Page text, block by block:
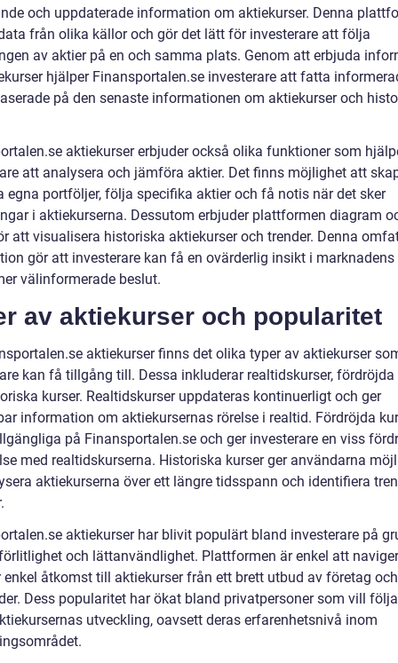
och uppdaterade information om aktiekurser. Denna
från olika källor och gör det lätt för investerare att följa
av aktier på en och samma plats. Genom att erbjuda
hjälper Finansportalen.se investerare att fatta
på den senaste informationen om aktiekurser och
aktiekurser erbjuder också olika funktioner som
att analysera och jämföra aktier. Det finns möjlighet att
egna portföljer, följa specifika aktier och få notis när det sker
i aktiekurserna. Dessutom erbjuder plattformen diagram
att visualisera historiska aktiekurser och trender. Denna
gör att investerare kan få en ovärderlig insikt i marknadens
välinformerade beslut.
av aktiekurser och popularitet
aktiekurser finns det olika typer av aktiekurser
kan få tillgång till. Dessa inkluderar realtidskurser, fördröjda
kurser. Realtidskurser uppdateras kontinuerligt och ger
information om aktiekursernas rörelse i realtid. Fördröjda
på Finansportalen.se och ger investerare en viss
med realtidskurserna. Historiska kurser ger användarna
aktiekurserna över ett längre tidsspann och identifiera
aktiekurser har blivit populärt bland investerare på
och lättanvändlighet. Plattformen är enkel att
enkel åtkomst till aktiekurser från ett brett utbud av företag och
Dess popularitet har ökat bland privatpersoner som vill
utveckling, oavsett deras erfarenhetsnivå inom